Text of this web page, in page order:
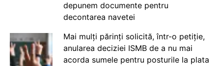
depunem documente pentru
decontarea navetei
Mai mulți părinți solicită, într-o petiție,
anularea deciziei ISMB de a nu mai
acorda sumele pentru posturile la plata